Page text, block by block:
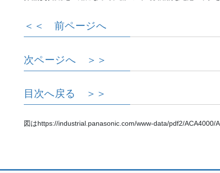
＜＜ 前ページへ
次ページへ ＞＞
目次へ戻る ＞＞
図はhttps://industrial.panasonic.com/www-data/pdf2/ACA4000/